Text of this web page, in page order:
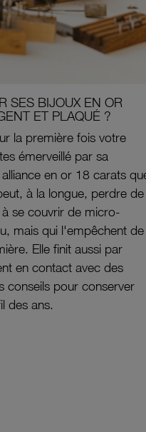
SES BIJOUX EN OR
ET PLAQUÉ ?
la première fois votre
émerveillé par sa
en or 18 carats
à la longue, perdre de
se couvrir de micro-
mais qui l'empêchent de
Elle finit aussi par
en contact avec des
conseils pour conserver
des ans.